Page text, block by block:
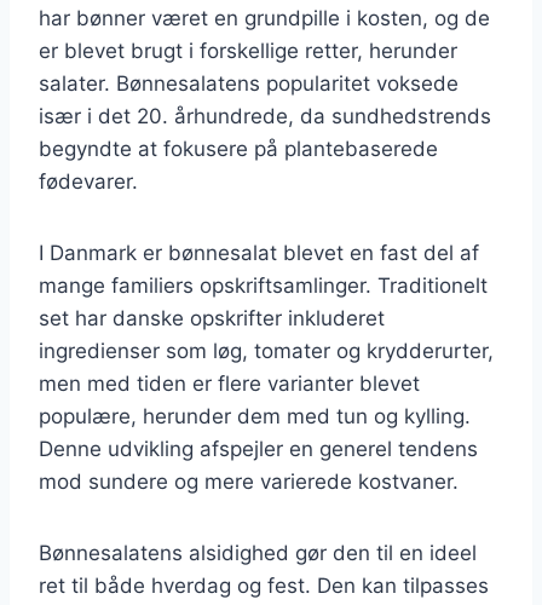
har bønner været en grundpille i kosten, og de
er blevet brugt i forskellige retter, herunder
salater. Bønnesalatens popularitet voksede
især i det 20. århundrede, da sundhedstrends
begyndte at fokusere på plantebaserede
fødevarer.
I Danmark er bønnesalat blevet en fast del af
mange familiers opskriftsamlinger. Traditionelt
set har danske opskrifter inkluderet
ingredienser som løg, tomater og krydderurter,
men med tiden er flere varianter blevet
populære, herunder dem med tun og kylling.
Denne udvikling afspejler en generel tendens
mod sundere og mere varierede kostvaner.
Bønnesalatens alsidighed gør den til en ideel
ret til både hverdag og fest. Den kan tilpasses